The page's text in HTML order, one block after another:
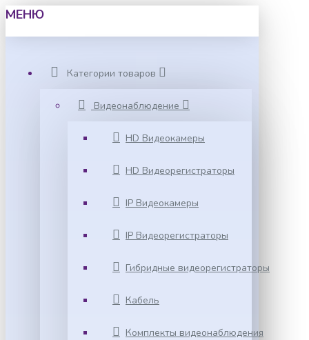
МЕНЮ
Категории товаров
Видеонаблюдение
HD Видеокамеры
HD Видеорегистраторы
IP Видеокамеры
IP Видеорегистраторы
Гибридные видеорегистраторы
Кабель
Комплекты видеонаблюдения